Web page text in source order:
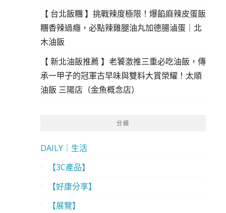
【 台北飯糰 】挑戰辣度極限！爆餡麻辣皮蛋飯
糰香辣過癮，必點辣雞腿油丸加德腸滷蛋｜北
木油飯
【 新北油飯推薦 】老饕激推三重必吃油飯，傳
承一甲子的冠軍古早味與雙料大賞榮耀！太順
油飯 三陽店（金魚概念店）
分類
DAILY｜生活
【3C產品】
【好康分享】
【展覽】